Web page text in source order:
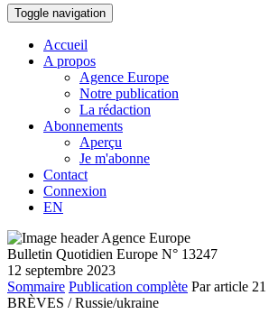
Toggle navigation
Accueil
A propos
Agence Europe
Notre publication
La rédaction
Abonnements
Aperçu
Je m'abonne
Contact
Connexion
EN
Bulletin Quotidien Europe N° 13247
12 septembre 2023
Sommaire Publication complète Par article 21
BRÈVES / Russie/ukraine